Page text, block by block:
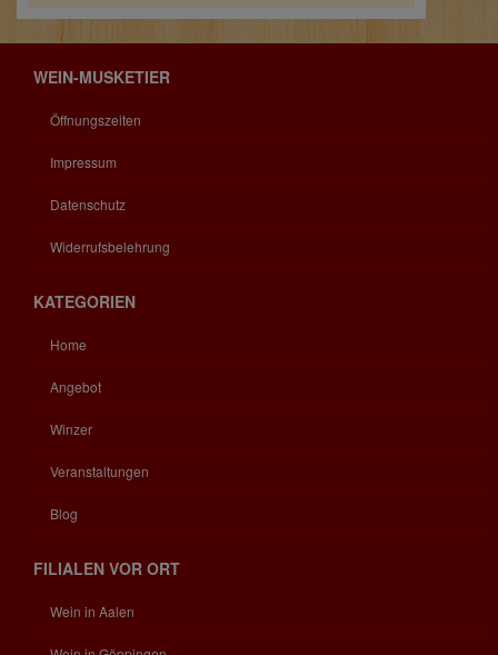
WEIN-MUSKETIER
Öffnungszeiten
Impressum
Datenschutz
Widerrufsbelehrung
KATEGORIEN
Home
Angebot
Winzer
Veranstaltungen
Blog
FILIALEN VOR ORT
Wein in Aalen